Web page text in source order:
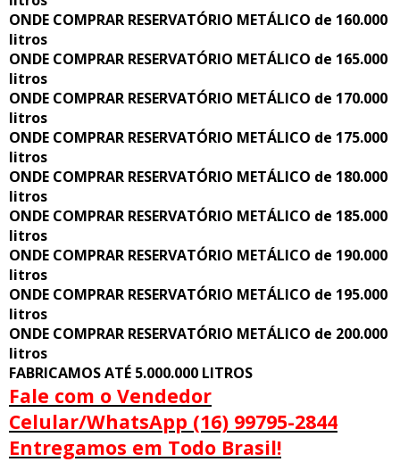
ONDE COMPRAR RESERVATÓRIO METÁLICO de 160.000
litros
ONDE COMPRAR RESERVATÓRIO METÁLICO de 165.000
litros
ONDE COMPRAR RESERVATÓRIO METÁLICO de 170.000
litros
ONDE COMPRAR RESERVATÓRIO METÁLICO de 175.000
litros
ONDE COMPRAR RESERVATÓRIO METÁLICO de 180.000
litros
ONDE COMPRAR RESERVATÓRIO METÁLICO de 185.000
litros
ONDE COMPRAR RESERVATÓRIO METÁLICO de 190.000
litros
ONDE COMPRAR RESERVATÓRIO METÁLICO de 195.000
litros
ONDE COMPRAR RESERVATÓRIO METÁLICO de 200.000
litros
FABRICAMOS ATÉ 5.000.000 LITROS
Fale com o Vendedor
Celular/WhatsApp (16) 99795-2844
Entregamos em Todo Brasil!